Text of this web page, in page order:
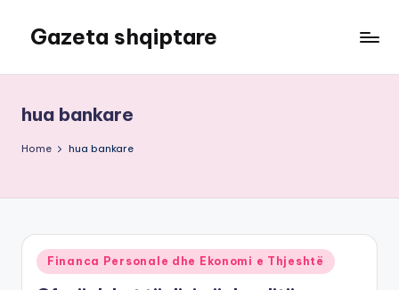
content
Gazeta shqiptare
hua bankare
Home hua bankare
Posted
in
Financa Personale dhe Ekonomi e Thjeshtë